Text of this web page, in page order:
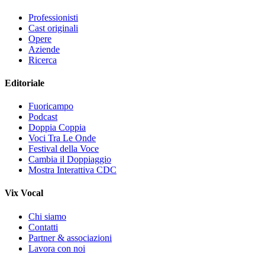
Professionisti
Cast originali
Opere
Aziende
Ricerca
Editoriale
Fuoricampo
Podcast
Doppia Coppia
Voci Tra Le Onde
Festival della Voce
Cambia il Doppiaggio
Mostra Interattiva CDC
Vix Vocal
Chi siamo
Contatti
Partner & associazioni
Lavora con noi